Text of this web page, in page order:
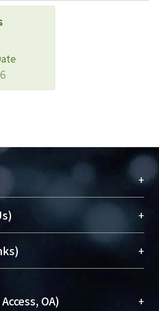
+
之列，為永久珍藏及向國際
果及學術能量，圖書館整合
術庫（AH）不同功能平
NTU scholars。期能整合研
+
Library)
+
OA) +